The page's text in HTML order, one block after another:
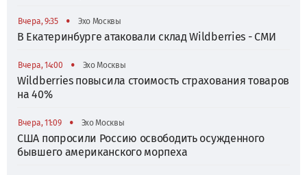
Вчера, 9:35 • Эхо Москвы
В Екатеринбурге атаковали склад Wildberries - СМИ
Вчера, 14:00 • Эхо Москвы
Wildberries повысила стоимость страхования товаров
на 40%
Вчера, 11:09 • Эхо Москвы
США попросили Россию освободить осужденного
бывшего американского морпеха